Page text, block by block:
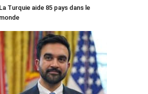
La Turquie aide 85 pays dans le
monde